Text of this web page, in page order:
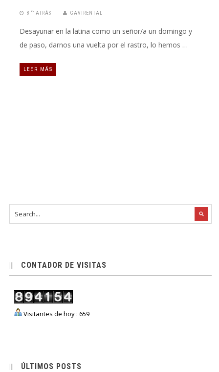
8 “” ATRÁS GAVIRENTAL
Desayunar en la latina como un señor/a un domingo y
de paso, darnos una vuelta por el rastro, lo hemos …
LEER MÁS
CONTADOR DE VISITAS
Visitantes de hoy : 659
ÚLTIMOS POSTS